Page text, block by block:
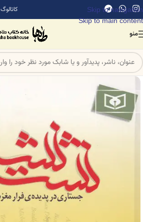
Skip to navigation
Skip to main content
منو